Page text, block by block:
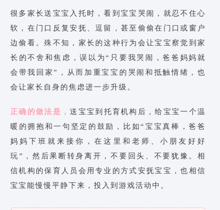
很多家长送宝宝入托时，看到宝宝哭闹，就忍不住心
软，在门口反复安抚、逗留，甚至偷偷在门口或窗户
边偷看。殊不知，家长的这种行为会让宝宝察觉到家
长的不舍和焦虑，误以为“只要我哭闹，爸爸妈妈就
会带我回家”，从而加重宝宝的哭闹和抵触情绪，也
会让家长自身的焦虑进一步升级。
正确的做法是，送宝宝到托育机构后，给宝宝一个温
暖的拥抱和一句坚定的鼓励，比如“宝宝真棒，爸爸
妈妈下班就来接你，在这里和老师、小朋友好好
玩”，然后果断转身离开，不要回头、不要犹豫。相
信机构的保育人员会用专业的方式安抚宝宝，也相信
宝宝能慢慢平静下来，投入到游戏活动中。